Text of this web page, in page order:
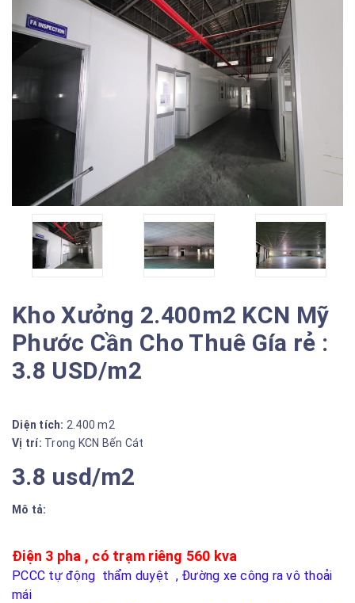
Kho Xưởng 2.400m2 KCN Mỹ
Phước Cần Cho Thuê Gía rẻ :
3.8 USD/m2
Diện tích: 2.400 m2
Vị trí: Trong KCN Bến Cát
3.8 usd/m2
Mô tả:
Điện 3 pha , có trạm riêng 560 kva
PCCC tự động thẩm duyệt , Đường xe công ra vô thoải
mái